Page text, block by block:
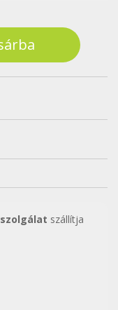
szállítja